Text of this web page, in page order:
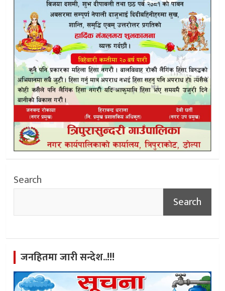
Search
Search
जनहितमा जारी सन्देश..!!!